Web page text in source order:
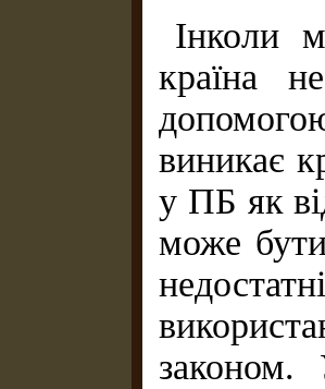
Інколи
країна
виникає
у ПБ як
може